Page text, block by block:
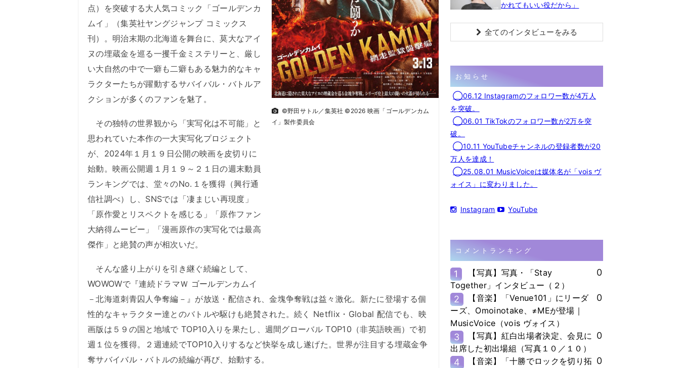
©野田サトル／集英社 ©2026 映画「ゴールデンカム
イ」製作委員会
点）を突破する大人気コミック「ゴールデンカ
ムイ」（集英社ヤングジャンプ コミックス
刊）。明治末期の北海道を舞台に、莫大なアイ
ヌの埋蔵金を巡る一攫千金ミステリーと、厳し
い大自然の中で一癖も二癖もある魅力的なキャ
ラクターたちが躍動するサバイバル・バトルア
クションが多くのファンを魅了。
その独特の世界観から「実写化は不可能」と
思われていた本作の一大実写化プロジェクト
が、2024年１月１９日公開の映画を皮切りに
始動。映画公開週１月１９～２１日の週末動員
ランキングでは、堂々のNo.１を獲得（興行通
信社調べ）し、SNSでは「凄まじい再現度」
「原作愛とリスペクトを感じる」「原作ファン
大納得ムービー」「漫画原作の実写化では最高
傑作」と絶賛の声が相次いだ。
そんな盛り上がりを引き継ぐ続編として、
WOWOWで『連続ドラマＷ ゴールデンカムイ
－北海道刺青囚人争奪編－』が放送・配信され、金塊争奪戦は益々激化。新たに登場する個
性的なキャラクター達とのバトルや駆けも絶賛された。続く Netflix・Global 配信でも、映
画版は５９の国と地域で TOP10入りを果たし、週間グローバル TOP10（非英語映画）で初
週１位を獲得。２週連続でTOP10入りするなど快挙を成し遂げた。世界が注目する埋蔵金争
奪サバイバル・バトルの続編が再び、始動する。
かれてもいい役だから」
全てのインタビューをみる
お知らせ
◯06.12 Instagramのフォロワー数が4万人
を突破。
◯06.01 TikTokのフォロワー数が2万を突
破。
◯10.11 YouTubeチャンネルの登録者数が20
万人を達成！
◯25.08.01 MusicVoiceは媒体名が「vois ヴ
ォイス」に変わりました。
Instagram YouTube
コメントランキング
1
【写真】写真・「Stay
Together」インタビュー（２）
0
2
【音楽】「Venue101」にリーダ
ーズ、Omoinotake、≠MEが登場｜
MusicVoice（vois ヴォイス）
0
3
【写真】紅白出場者決定、会見に
出席した初出場組（写真１０／１０）
0
4
【音楽】「十勝でロックを切り拓 0